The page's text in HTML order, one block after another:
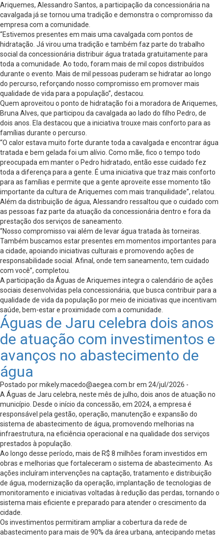
Ariquemes, Alessandro Santos, a participação da concessionária na
cavalgada já se tornou uma tradição e demonstra o compromisso da
empresa com a comunidade.
“Estivemos presentes em mais uma cavalgada com pontos de
hidratação. Já virou uma tradição e também faz parte do trabalho
social da concessionária distribuir água tratada gratuitamente para
toda a comunidade. Ao todo, foram mais de mil copos distribuídos
durante o evento. Mais de mil pessoas puderam se hidratar ao longo
do percurso, reforçando nosso compromisso em promover mais
qualidade de vida para a população”, destacou.
Quem aproveitou o ponto de hidratação foi a moradora de Ariquemes,
Bruna Alves, que participou da cavalgada ao lado do filho Pedro, de
dois anos. Ela destacou que a iniciativa trouxe mais conforto para as
famílias durante o percurso.
“O calor estava muito forte durante toda a cavalgada e encontrar água
tratada e bem gelada foi um alívio. Como mãe, fico o tempo todo
preocupada em manter o Pedro hidratado, então esse cuidado fez
toda a diferença para a gente. É uma iniciativa que traz mais conforto
para as famílias e permite que a gente aproveite esse momento tão
importante da cultura de Ariquemes com mais tranquilidade”, relatou.
Além da distribuição de água, Alessandro ressaltou que o cuidado com
as pessoas faz parte da atuação da concessionária dentro e fora da
prestação dos serviços de saneamento.
“Nosso compromisso vai além de levar água tratada às torneiras.
Também buscamos estar presentes em momentos importantes para
a cidade, apoiando iniciativas culturais e promovendo ações de
responsabilidade social. Afinal, onde tem saneamento, tem cuidado
com você”, completou.
A participação da Águas de Ariquemes integra o calendário de ações
sociais desenvolvidas pela concessionária, que busca contribuir para a
qualidade de vida da população por meio de iniciativas que incentivam
saúde, bem-estar e proximidade com a comunidade.
Águas de Jaru celebra dois anos
de atuação com investimentos e
avanços no abastecimento de
água
Postado pormikely.macedo@aegea.com.brem 24/jul/2026 -
A Águas de Jaru celebra, neste mês de julho, dois anos de atuação no
município. Desde o início da concessão, em 2024, a empresa é
responsável pela gestão, operação, manutenção e expansão do
sistema de abastecimento de água, promovendo melhorias na
infraestrutura, na eficiência operacional e na qualidade dos serviços
prestados à população.
Ao longo desse período, mais de R$ 8 milhões foram investidos em
obras e melhorias que fortaleceram o sistema de abastecimento. As
ações incluíram intervenções na captação, tratamento e distribuição
de água, modernização da operação, implantação de tecnologias de
monitoramento e iniciativas voltadas à redução das perdas, tornando o
sistema mais eficiente e preparado para atender o crescimento da
cidade.
Os investimentos permitiram ampliar a cobertura da rede de
abastecimento para mais de 90% da área urbana, antecipando metas